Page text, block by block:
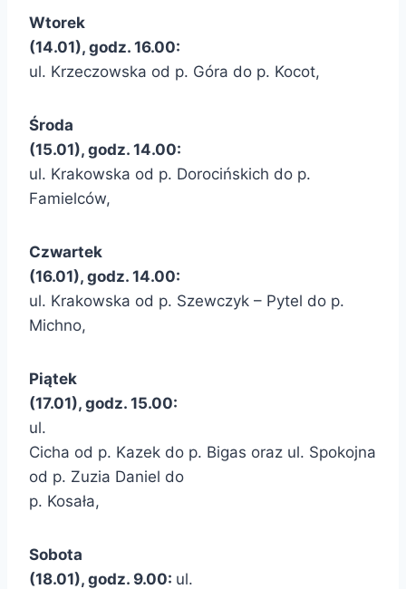
Wtorek
(14.01), godz. 16.00:
ul. Krzeczowska od p. Góra do p. Kocot,
Środa
(15.01), godz. 14.00:
ul. Krakowska od p. Dorocińskich do p.
Famielców,
Czwartek
(16.01), godz. 14.00:
ul. Krakowska od p. Szewczyk – Pytel do p.
Michno,
Piątek
(17.01), godz. 15.00:
ul.
Cicha od p. Kazek do p. Bigas oraz ul. Spokojna
od p. Zuzia Daniel do
p. Kosała,
Sobota
(18.01), godz. 9.00: ul.